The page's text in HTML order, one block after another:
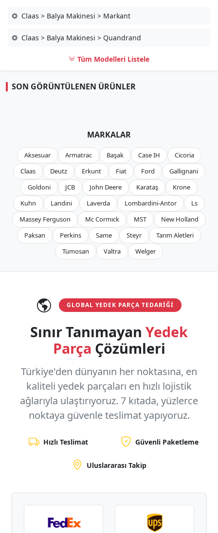
Claas > Balya Makinesi > Markant
Claas > Balya Makinesi > Quandrand
Tüm Modelleri Listele
SON GÖRÜNTÜLENEN ÜRÜNLER
MARKALAR
Aksesuar Armatrac Başak Case IH
Cicoria
Claas
Deutz Erkunt Fiat Ford
Gallignani
Goldoni
JCB John Deere Karataş
Krone
Kuhn
Landini Laverda Lombardini-Antor
Ls
Massey Ferguson
Mc Cormıck MST
New Holland
Paksan
Perkins Same Steyr
Tarım Aletleri
Tümosan
Valtra Welger
GLOBAL YEDEK PARÇA TEDARIĞI
Sınır Tanımayan Yedek
Parça Çözümleri
Türkiye'den dünyanın her noktasına, en
kaliteli yedek parçaları en hızlı lojistik
ağlarıyla ulaştırıyoruz. 7 kıtada, yüzlerce
noktaya güvenle teslimat yapıyoruz.
Hızlı Teslimat Güvenli Paketleme
Uluslararası Takip